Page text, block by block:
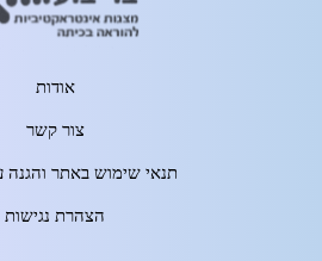
אודות
צור קשר
תנאי שימוש באתר והגנה
הצהרת נגישות